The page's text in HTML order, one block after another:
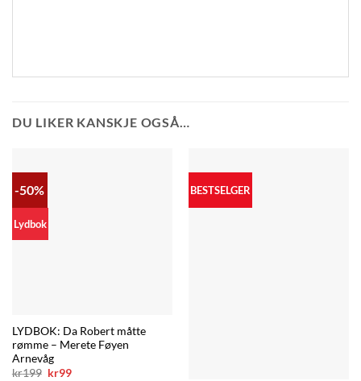
DU LIKER KANSKJE OGSÅ…
-50%
Lydbok
LYDBOK: Da Robert måtte
rømme – Merete Føyen
Arnevåg
kr199 Opprinnelig
kr99Nåværende
BESTSELGER